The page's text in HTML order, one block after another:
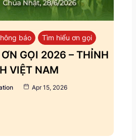
báo Tìm hiểu ơn gọi
GỌI 2026 – THỈNH
VIỆT NAM
Apr 15, 2026